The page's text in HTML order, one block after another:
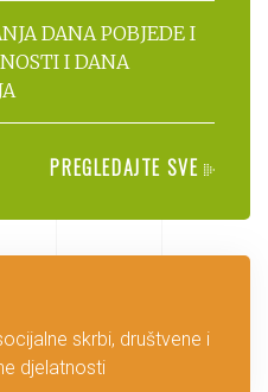
DANA POBJEDE I
I DANA
PREGLEDAJTE SVE
skrbi, društvene i
djelatnosti